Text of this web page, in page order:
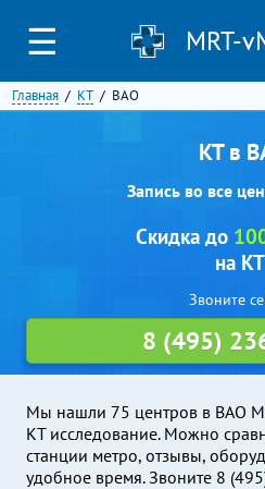
☰ MRT-
Главная КТ ВАО
КТ в
Запись во все
Мы нашли 75 центров в ВАО
КТ исследование. Можно
станции метро, отзывы,
удобное время. Звоните 8
Скидка до
на
Звоните
8 (495)